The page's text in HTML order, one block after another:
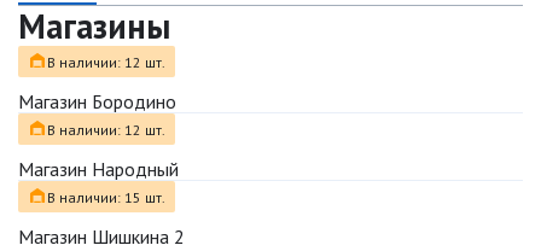
Магазины
В наличии: 12 шт.
Магазин Бородино
В наличии: 12 шт.
Магазин Народный
В наличии: 15 шт.
Магазин Шишкина 2